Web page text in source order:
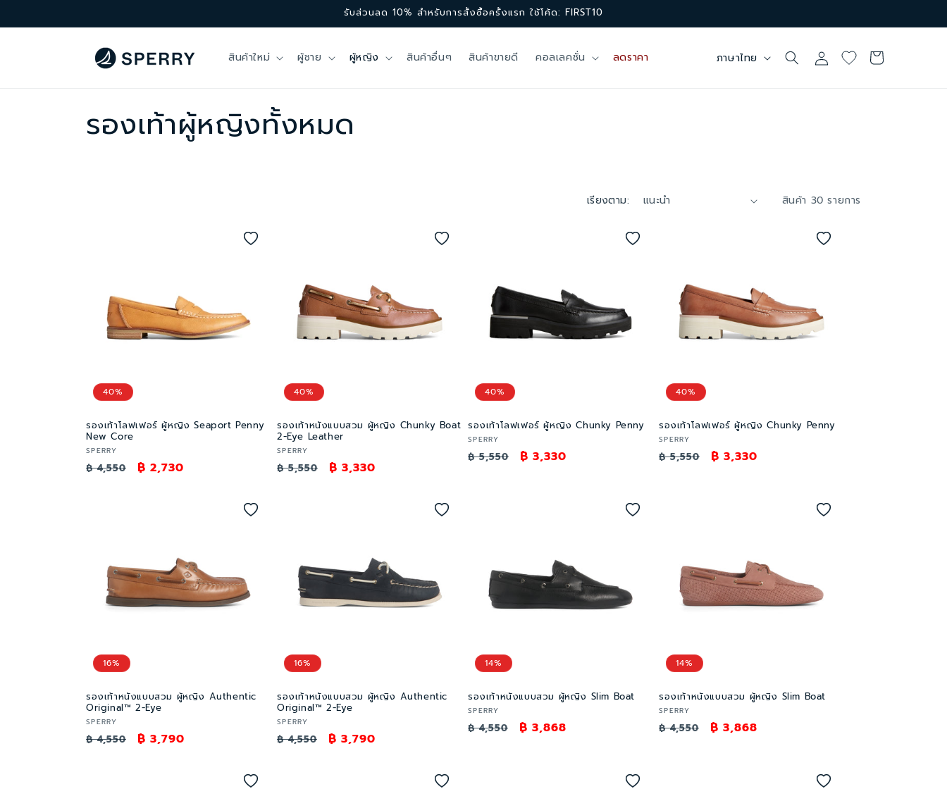
เนื้อหา
รับส่วนลด 10% สำหรับการสั้งซื้อครั้งแรก ใช้โค้ด: FIRST10
สินค้าใหม่ ผู้ชาย ผู้หญิง สินค้าอื่นๆ สินค้าขายดี คอลเลคชั่น ลดราคา
ภภาษาไทย
เข้าสู่
ระบบ
ตะกร้า
สินค้า
ค
น
:
รองเท้าผู้หญิงทั้งหมด
เรียงตาม: สินค้า 30 รายการ
40%
รองเท้าโลฟเฟอร์ ผู้หญิง Seaport Penny
New Core
เวน
เด
SPERRY
ราคา
฿ 4,550
ราคา
฿ 2,730
40%
รองเท้าหนังแบบสวม ผู้หญิง Chunky Boat
2-Eye Leather
เวน
เด
SPERRY
ราคา
฿ 5,550
ราคา
฿ 3,330
40%
รองเท้าโลฟเฟอร์ ผู้หญิง Chunky Penny
เวน
เด
SPERRY
ราคา
฿ 5,550
ราคา
฿ 3,330
40%
รองเท้าโลฟเฟอร์ ผู้หญิง Chunky Penny
เวน
เด
SPERRY
ราคา
฿ 5,550
ราคา
฿ 3,330
16%
รองเท้าหนังแบบสวม ผู้หญิง Authentic
Original™ 2-Eye
เวน
เด
SPERRY
ราคา
฿ 4,550
ราคา
฿ 3,790
16%
รองเท้าหนังแบบสวม ผู้หญิง Authentic
Original™ 2-Eye
เวน
เด
SPERRY
ราคา
฿ 4,550
ราคา
฿ 3,790
14%
รองเท้าหนังแบบสวม ผู้หญิง Slim Boat
เวน
เด
SPERRY
ราคา
฿ 4,550
ราคา
฿ 3,868
14%
รองเท้าหนังแบบสวม ผู้หญิง Slim Boat
เวน
เด
SPERRY
ราคา
฿ 4,550
ราคา
฿ 3,868